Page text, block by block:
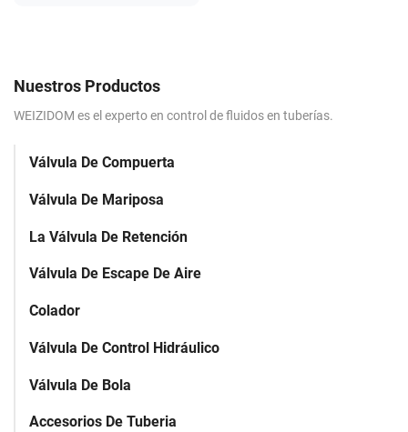
Nuestros Productos
WEIZIDOM es el experto en control de fluidos en tuberías.
Válvula De Compuerta
Válvula De Mariposa
La Válvula De Retención
Válvula De Escape De Aire
Colador
Válvula De Control Hidráulico
Válvula De Bola
Accesorios De Tuberia